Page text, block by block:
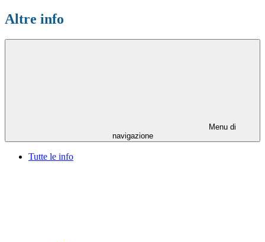
Altre info
Menu di
navigazione
Tutte le info